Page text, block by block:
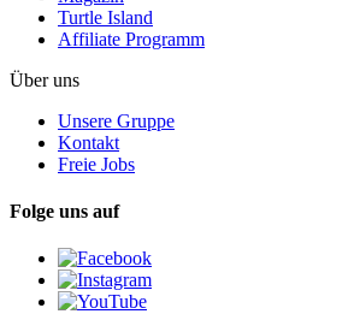
Turtle Island
Affiliate Programm
Über uns
Unsere Gruppe
Kontakt
Freie Jobs
Folge uns auf